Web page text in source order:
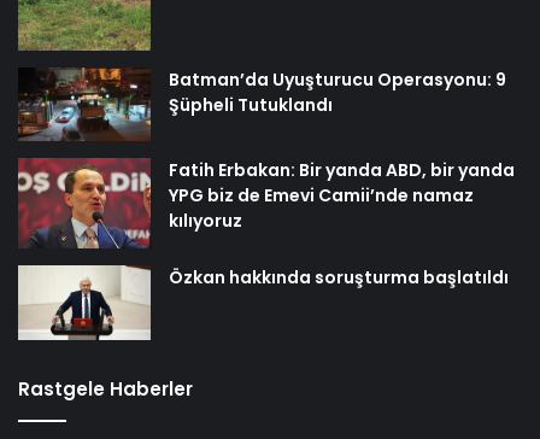
Batman’da Uyuşturucu Operasyonu: 9
Şüpheli Tutuklandı
Fatih Erbakan: Bir yanda ABD, bir yanda
YPG biz de Emevi Camii’nde namaz
kılıyoruz
Özkan hakkında soruşturma başlatıldı
Rastgele Haberler